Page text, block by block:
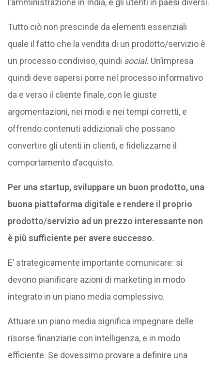
l’amministrazione in India, e gli utenti in paesi diversi.
Tutto ciò non prescinde da elementi essenziali
quale il fatto che la vendita di un prodotto/servizio è
un processo condiviso, quindi social. Un’impresa
quindi deve sapersi porre nel processo informativo
da e verso il cliente finale, con le giuste
argomentazioni, nei modi e nei tempi corretti, e
offrendo contenuti addizionali che possano
convertire gli utenti in clienti, e fidelizzarne il
comportamento d’acquisto.
Per una startup, sviluppare un buon prodotto, una
buona piattaforma digitale e rendere il proprio
prodotto/servizio ad un prezzo interessante non
è più sufficiente per avere successo.
E’ strategicamente importante comunicare: si
devono pianificare azioni di marketing in modo
integrato in un piano media complessivo.
Attuare un piano media significa impegnare delle
risorse finanziarie con intelligenza, e in modo
efficiente. Se dovessimo provare a definire una